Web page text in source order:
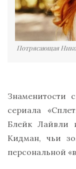
Потрясающая
Знаменитости
сериала
Блейк Лайвли
Кидман, чьи
персональной